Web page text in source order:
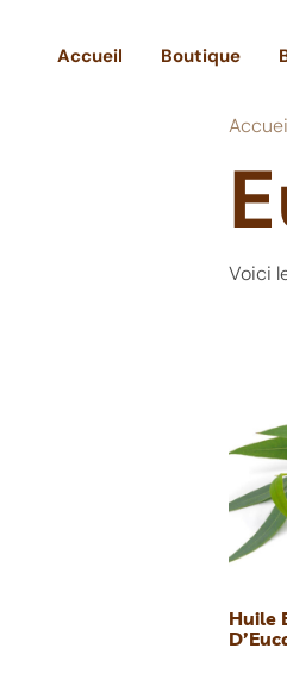
Accueil Boutique
Voici
Huile